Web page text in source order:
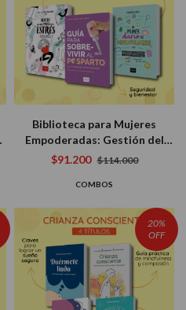
Biblioteca para Mujeres
Empoderadas: Gestión del
Estrés, Mindfulness y
$91.200 $114.000
COMBOS
20%
OFF